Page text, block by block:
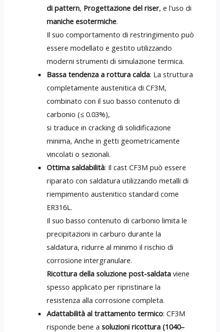
di pattern, Progettazione del riser, e l'uso di
maniche esotermiche.
Il suo comportamento di restringimento può
essere modellato e gestito utilizzando
moderni strumenti di simulazione termica.
Bassa tendenza a rottura calda: La struttura
completamente austenitica di CF3M,
combinato con il suo basso contenuto di
carbonio (≤ 0.03%),
si traduce in cracking di solidificazione
minima, Anche in getti geometricamente
vincolati o sezionali.
Ottima saldabilità: Il cast CF3M può essere
riparato con saldatura utilizzando metalli di
riempimento austenitico standard come
ER316L.
Il suo basso contenuto di carbonio limita le
precipitazioni in carburo durante la
saldatura, ridurre al minimo il rischio di
corrosione intergranulare.
Ricottura della soluzione post-saldata viene
spesso applicato per ripristinare la
resistenza alla corrosione completa.
Adattabilità al trattamento termico: CF3M
risponde bene asoluzioni ricottura (1040–